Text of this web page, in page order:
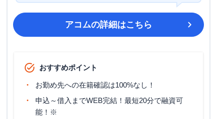
アコムの詳細はこちら
おすすめポイント
お勤め先への在籍確認は100%なし！
申込～借入までWEB完結！最短20分で融資可
能！※